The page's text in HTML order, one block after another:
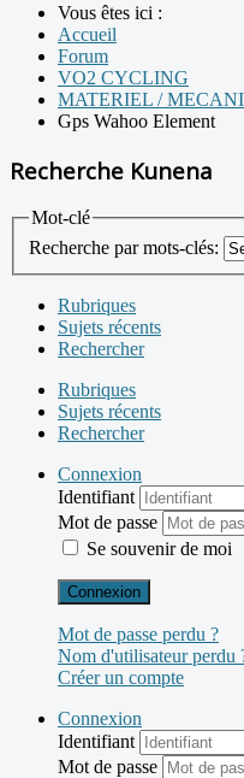
Vous êtes ici :
Accueil
Forum
VO2 CYCLING
MATERIEL /
Gps Wahoo Element
Recherche Kunena
Mot-clé
Recherche par mots-clés:
Rubriques
Sujets récents
Rechercher
Rubriques
Sujets récents
Rechercher
Connexion
Identifiant
Mot de passe
Se souvenir de moi
Connexion
Mot de passe perdu ?
Nom d'utilisateur perdu
Créer un compte
Connexion
Identifiant
Mot de passe